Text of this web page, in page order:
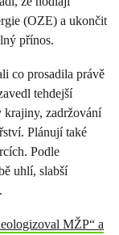
(OZE) a ukončit
přínos.
co prosadila právě
tehdejší
zadržování
Plánují také
Podle
uhlí, slabší
MŽP“ a